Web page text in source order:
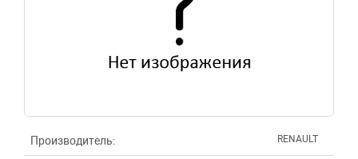
Производитель: RENAULT